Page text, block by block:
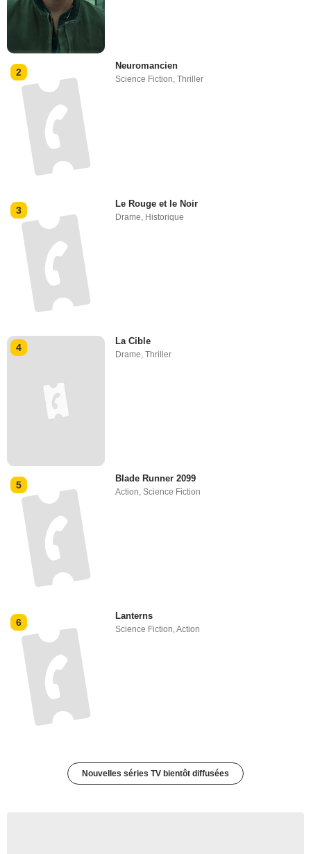
2
Neuromancien
Science Fiction,Thriller
3
Le Rouge et le Noir
Drame Historique
4
La Cible
Drame,Thriller
5
Blade Runner 2099
Action,Science Fiction
6
Lanterns
Science Fiction,Action
Nouvelles séries TV bientôt diffusées